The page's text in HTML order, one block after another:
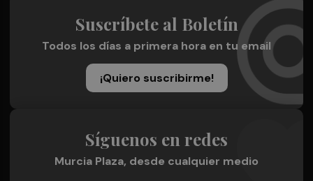
Suscríbete al Boletín
Todos los días a primera hora en tu email
¡Quiero suscribirme!
Síguenos en redes
Murcia Plaza, desde cualquier medio